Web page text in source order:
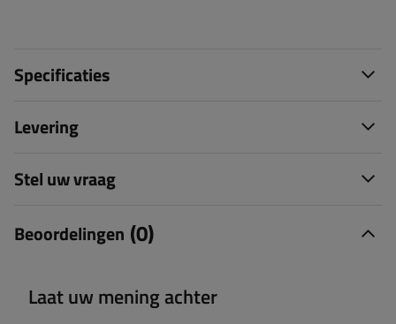
Specificaties
Levering
Stel uw vraag
Beoordelingen (0)
Laat uw mening achter